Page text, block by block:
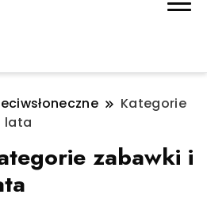
Kategorie
lata
zabawki i